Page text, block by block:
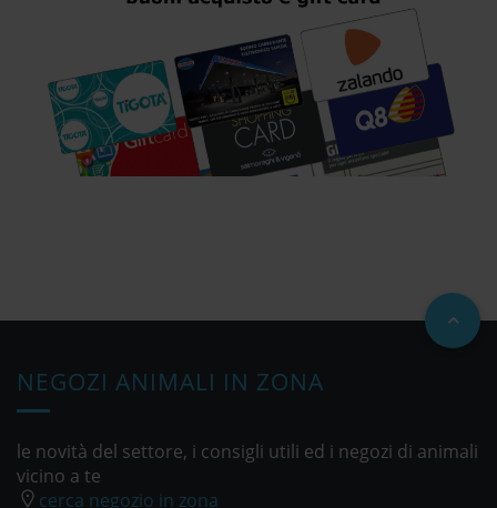
NEGOZI ANIMALI IN ZONA
le novità del settore, i consigli utili ed i negozi di animali
vicino a te
cerca negozio in zona